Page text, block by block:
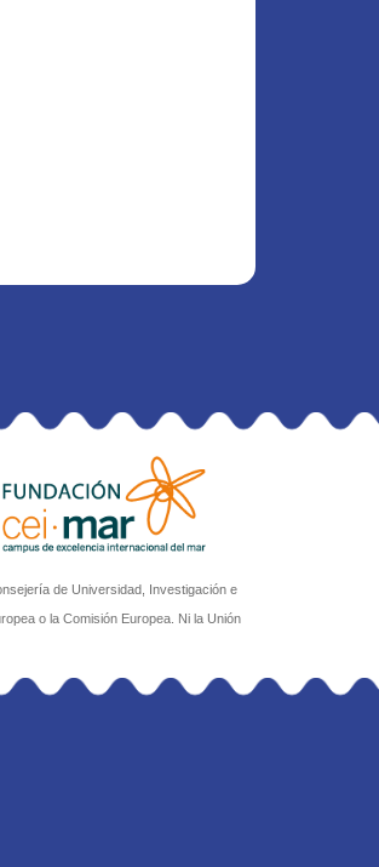
de Universidad, Investigación e
o la Comisión Europea. Ni la Unión